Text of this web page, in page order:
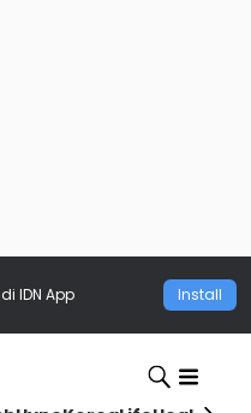
IDN App Install